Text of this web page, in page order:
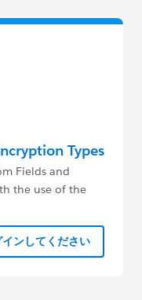
Types
Fields and
the use of the
ンしてください